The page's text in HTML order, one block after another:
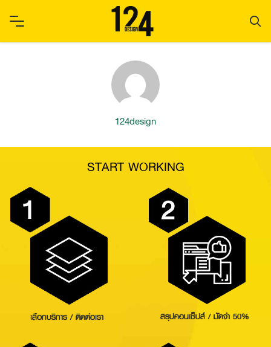
content
124design
START WORKING
เลือกบริการ / ติดต่อเรา สรุปคอนเซ็ปส์ / มัดจำ 50%